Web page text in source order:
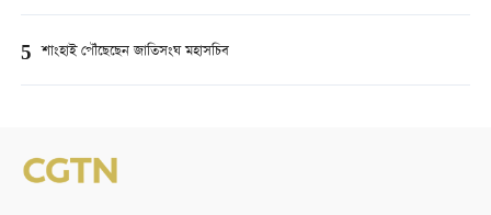
5 শাংহাই পৌঁছেছেন জাতিসংঘ মহাসচিব